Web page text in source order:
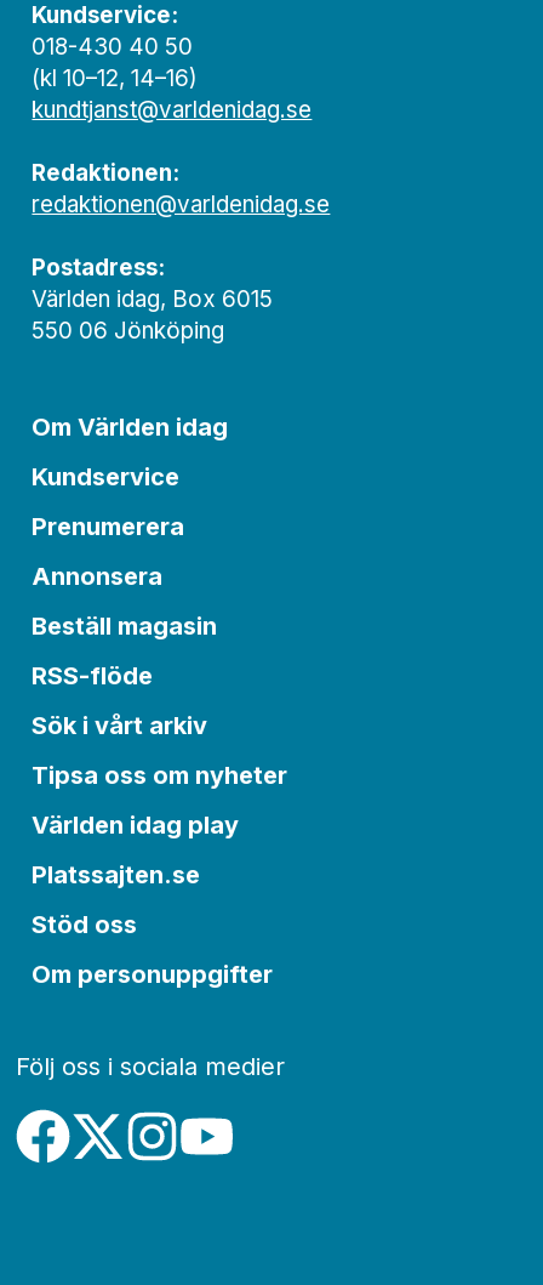
Kundservice:
018-430 40 50
(kl 10–12, 14–16)
kundtjanst@varldenidag.se
Redaktionen:
redaktionen@varldenidag.se
Postadress:
Världen idag, Box 6015
550 06 Jönköping
Om Världen idag
Kundservice
Prenumerera
Annonsera
Beställ magasin
RSS-flöde
Sök i vårt arkiv
Tipsa oss om nyheter
Världen idag play
Platssajten.se
Stöd oss
Om personuppgifter
Följ oss i sociala medier